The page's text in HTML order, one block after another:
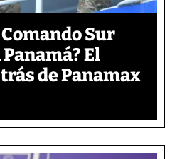
Sur
El
de Panamax